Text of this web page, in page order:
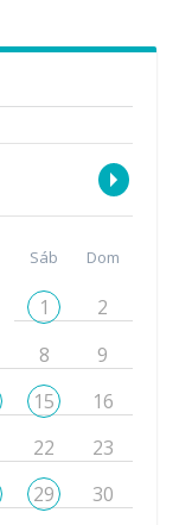
Sáb Dom
1
2
8
9
15
16
22
23
29
30